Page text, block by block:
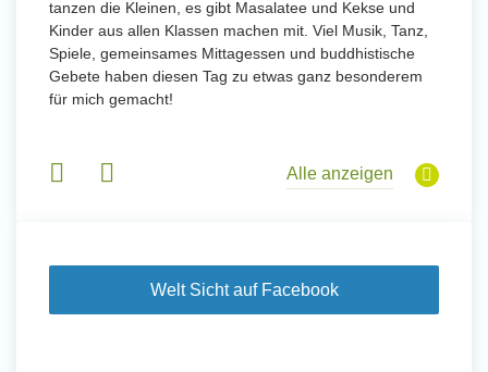
tanzen die Kleinen, es gibt Masalatee und Kekse und
Kinder aus allen Klassen machen mit. Viel Musik, Tanz,
Spiele, gemeinsames Mittagessen und buddhistische
Gebete haben diesen Tag zu etwas ganz besonderem
für mich gemacht!
Alle anzeigen
Welt Sicht auf Facebook